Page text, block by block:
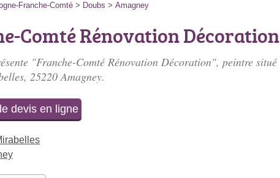
Franche-Comté > Doubs > Amagney
Comté Rénovation Décoration
"Franche-Comté Rénovation Décoration", peintre situé
, 25220 Amagney.
devis en ligne